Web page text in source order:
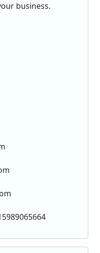
business.